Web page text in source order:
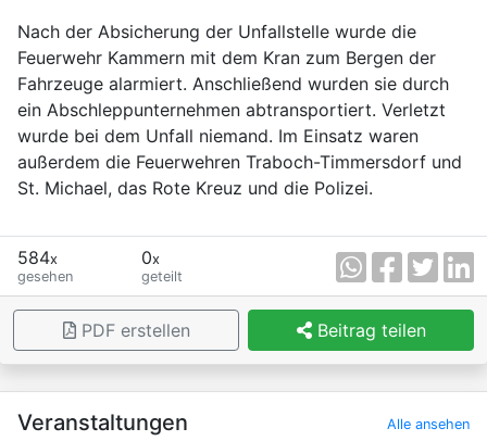
Nach der Absicherung der Unfallstelle wurde die
Feuerwehr Kammern mit dem Kran zum Bergen der
Fahrzeuge alarmiert. Anschließend wurden sie durch
ein Abschleppunternehmen abtransportiert. Verletzt
wurde bei dem Unfall niemand. Im Einsatz waren
außerdem die Feuerwehren Traboch-Timmersdorf und
St. Michael, das Rote Kreuz und die Polizei.
584x
gesehen
0x
geteilt
PDF erstellen Beitrag teilen
×
Veranstaltungen Alle ansehen